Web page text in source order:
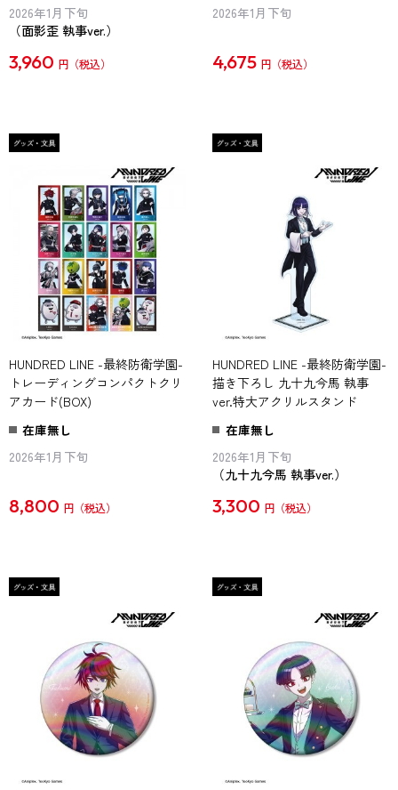
2026年1月下旬
（面影歪 執事ver.）
3,960 円
2026年1月下旬
4,675 円
HUNDRED LINE -最終防衛学園-
トレーディングコンパクトクリ
アカード(BOX)
在庫無し
2026年1月下旬
8,800 円
HUNDRED LINE -最終防衛学園-
描き下ろし 九十九今馬 執事
ver.特大アクリルスタンド
在庫無し
2026年1月下旬
（九十九今馬 執事ver.）
3,300 円